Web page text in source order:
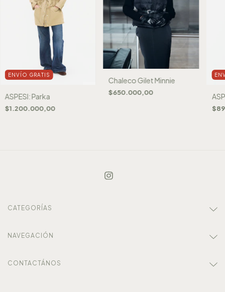
ENVÍO GRATIS
ASPESI: Parka
$1.200.000,00
Chaleco Gilet Minnie
$650.000,00
CATEGORÍAS
NAVEGACIÓN
CONTACTÁNOS